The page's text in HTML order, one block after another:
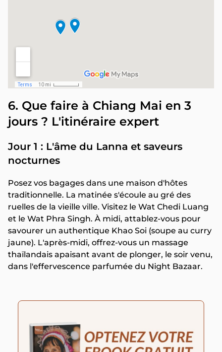
6. Que faire à Chiang Mai en 3
jours ? L'itinéraire expert
Jour 1 : L'âme du Lanna et saveurs
nocturnes
Posez vos bagages dans une maison d'hôtes
traditionnelle. La matinée s'écoule au gré des
ruelles de la vieille ville. Visitez le Wat Chedi Luang
et le Wat Phra Singh. À midi, attablez-vous pour
savourer un authentique Khao Soi (soupe au curry
jaune). L'après-midi, offrez-vous un massage
thaïlandais apaisant avant de plonger, le soir venu,
dans l'effervescence parfumée du Night Bazaar.